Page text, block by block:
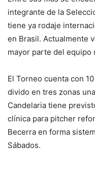
integrante de la
tiene ya rodaje
en Brasil. Actualmente
mayor parte del equipo
El Torneo cuenta con
divido en tres zonas
Candelaria tiene
clínica para pitcher
Becerra en forma
Sábados.